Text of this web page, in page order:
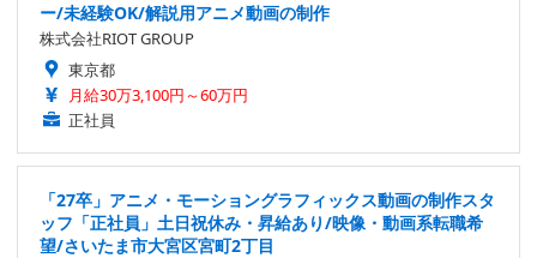
ー/未経験OK/解説用アニメ動画の制作
株式会社RIOT GROUP
東京都
月給30万3,100円～60万円
正社員
「27卒」アニメ・モーショングラフィックス動画の制作スタ
ッフ「正社員」土日祝休み・昇給あり/映像・動画系転職希
望/さいたま市大宮区宮町2丁目